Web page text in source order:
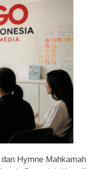
Hymne Mahkamah